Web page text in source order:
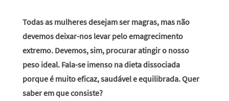
Todas as mulheres desejam ser magras, mas não
devemos deixar-nos levar pelo emagrecimento
extremo. Devemos, sim, procurar atingir o nosso
peso ideal. Fala-se imenso na dieta dissociada
porque é muito eficaz, saudável e equilibrada. Quer
saber em que consiste?